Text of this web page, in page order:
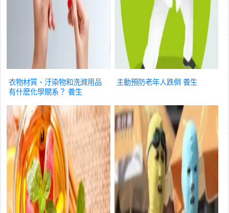
衣物材質、汙染物和洗滌用品
有什麽化學關系？ 養生
主動預防老年人跌倒 養生